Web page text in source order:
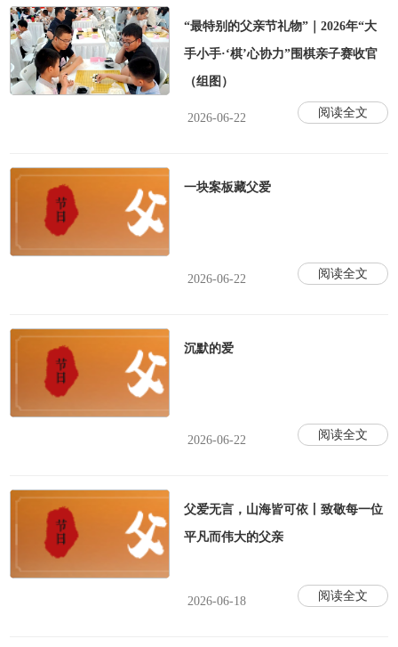
“最特别的父亲节礼物”｜2026年“大
手小手·‘棋’心协力”围棋亲子赛收官
（组图）
2026-06-22 阅读全文
一块案板藏父爱
2026-06-22 阅读全文
沉默的爱
2026-06-22 阅读全文
父爱无言，山海皆可依丨致敬每一位
平凡而伟大的父亲
2026-06-18 阅读全文